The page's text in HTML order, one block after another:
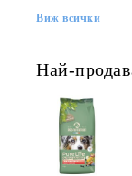
Виж всички
Най-